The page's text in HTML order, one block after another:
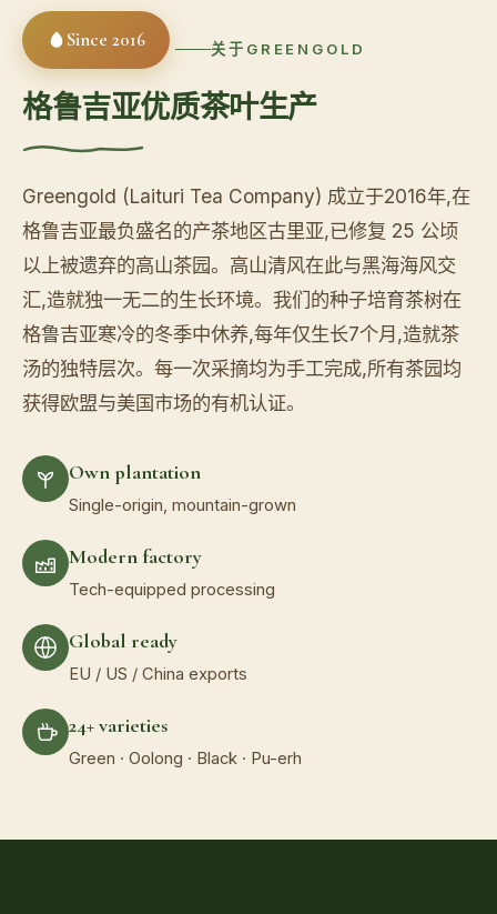
Since 2016 关于GREENGOLD
格鲁吉亚优质茶叶生产
Greengold (Laituri Tea Company) 成立于2016年,在
格鲁吉亚最负盛名的产茶地区古里亚,已修复 25 公顷
以上被遗弃的高山茶园。高山清风在此与黑海海风交
汇,造就独一无二的生长环境。我们的种子培育茶树在
格鲁吉亚寒冷的冬季中休养,每年仅生长7个月,造就茶
汤的独特层次。每一次采摘均为手工完成,所有茶园均
获得欧盟与美国市场的有机认证。
Own plantation
Single-origin, mountain-grown
Modern factory
Tech-equipped processing
Global ready
EU / US / China exports
24+ varieties
Green · Oolong · Black · Pu-erh